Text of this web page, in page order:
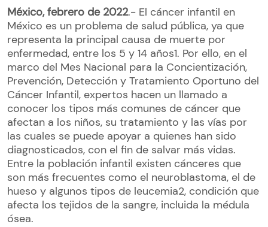
México, febrero de 2022.- El cáncer infantil en
México es un problema de salud pública, ya que
representa la principal causa de muerte por
enfermedad, entre los 5 y 14 años1. Por ello, en el
marco del Mes Nacional para la Concientización,
Prevención, Detección y Tratamiento Oportuno del
Cáncer Infantil, expertos hacen un llamado a
conocer los tipos más comunes de cáncer que
afectan a los niños, su tratamiento y las vías por
las cuales se puede apoyar a quienes han sido
diagnosticados, con el fin de salvar más vidas.
Entre la población infantil existen cánceres que
son más frecuentes como el neuroblastoma, el de
hueso y algunos tipos de leucemia2, condición que
afecta los tejidos de la sangre, incluida la médula
ósea.